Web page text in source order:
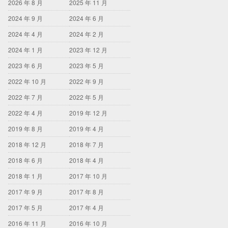
2026 年 8 月
2025 年 11 月
2024 年 9 月
2024 年 6 月
2024 年 4 月
2024 年 2 月
2024 年 1 月
2023 年 12 月
2023 年 6 月
2023 年 5 月
2022 年 10 月
2022 年 9 月
2022 年 7 月
2022 年 5 月
2022 年 4 月
2019 年 12 月
2019 年 8 月
2019 年 4 月
2018 年 12 月
2018 年 7 月
2018 年 6 月
2018 年 4 月
2018 年 1 月
2017 年 10 月
2017 年 9 月
2017 年 8 月
2017 年 5 月
2017 年 4 月
2016 年 11 月
2016 年 10 月